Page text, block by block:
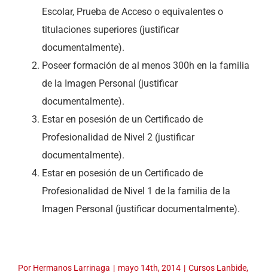
Escolar, Prueba de Acceso o equivalentes o
titulaciones superiores (justificar
documentalmente).
Poseer formación de al menos 300h en la familia
de la Imagen Personal (justificar
documentalmente).
Estar en posesión de un Certificado de
Profesionalidad de Nivel 2 (justificar
documentalmente).
Estar en posesión de un Certificado de
Profesionalidad de Nivel 1 de la familia de la
Imagen Personal (justificar documentalmente).
Por Hermanos Larrinaga | mayo 14th, 2014 | Cursos Lanbide,